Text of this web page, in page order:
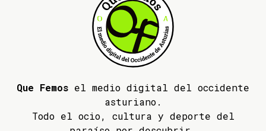
Que Femos el medio digital del occidente
asturiano.
Todo el ocio, cultura y deporte del